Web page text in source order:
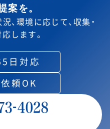
案を。
、環境に応じて、収集・
します。
日対応
頼OK